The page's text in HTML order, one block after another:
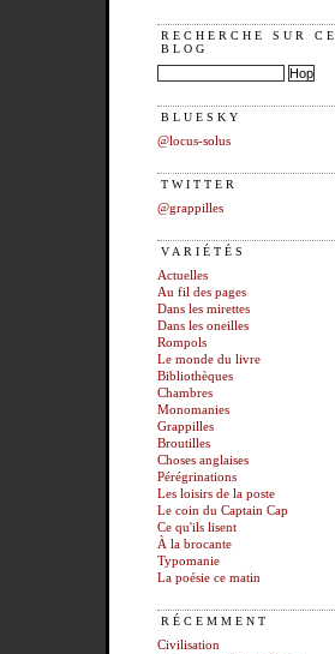
RECHERCHE SUR CE
BLOG
BLUESKY
@locus-solus
TWITTER
@grappilles
VARIÉTÉS
Actuelles
Au fil des pages
Dans les mirettes
Dans les oneilles
Rompols
Le monde du livre
Bibliothèques
Chambres
Monomanies
Grappilles
Broutilles
Choses anglaises
Pérégrinations
Les loisirs de la poste
Le coin du Captain Cap
Ce qu'ils lisent
À la brocante
Typomanie
La poésie ce matin
RÉCEMMENT
Civilisation